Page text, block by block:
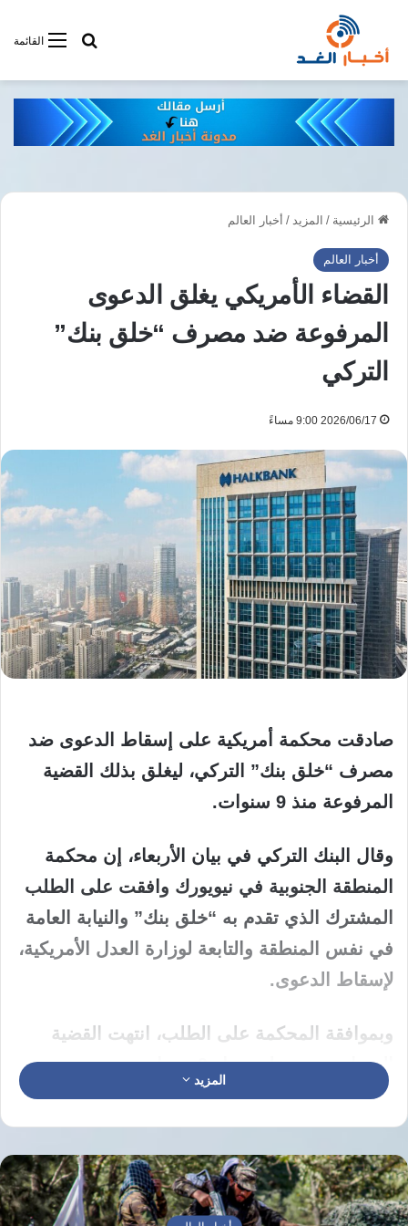
القائمةأبحت فى
الرئيسية / المزيد / أخبار العالم
أخبار العالم
القضاء الأمريكي يغلق الدعوى
المرفوعة ضد مصرف “خلق بنك”
التركي
2026/06/17 9:00 مساءً
صادقت محكمة أمريكية على إسقاط الدعوى ضد
مصرف “خلق بنك” التركي، ليغلق بذلك القضية
المرفوعة منذ 9 سنوات.
وقال البنك التركي في بيان الأربعاء، إن محكمة
المنطقة الجنوبية في نيويورك وافقت على الطلب
المشترك الذي تقدم به “خلق بنك” والنيابة العامة
في نفس المنطقة والتابعة لوزارة العدل الأمريكية،
لإسقاط الدعوى.
وبموافقة المحكمة على الطلب، انتهت القضية
التي استمرت على مدار 9 سنوات.
نتمنى أن يكون هذا القرار خيرا لمصرفنا
ومستثمرينا وعملائنا وموظفينا”.
المزيد